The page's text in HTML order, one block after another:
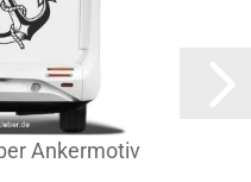
Ankermotiv